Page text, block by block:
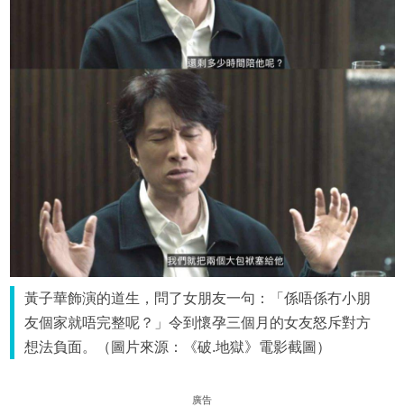
黃子華飾演的道生，問了女朋友一句：「係唔係冇小朋
友個家就唔完整呢？」令到懷孕三個月的女友怒斥對方
想法負面。（圖片來源：《破.地獄》電影截圖）
廣告